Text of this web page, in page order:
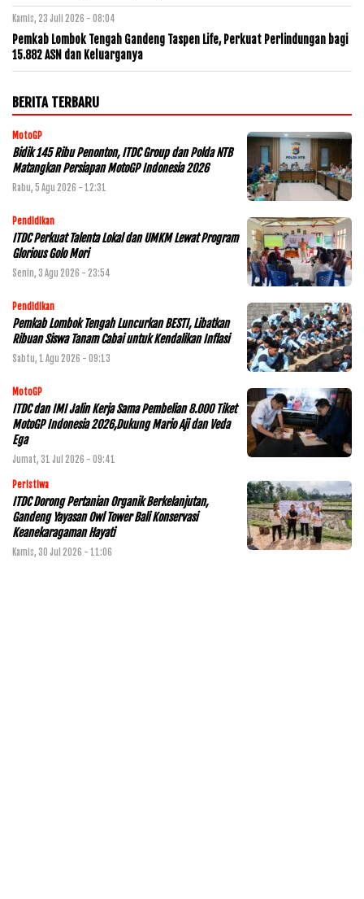
Kamis, 23 Juli 2026 - 08:04
Pemkab Lombok Tengah Gandeng Taspen Life, Perkuat Perlindungan bagi
15.882 ASN dan Keluarganya
BERITA TERBARU
MotoGP
Bidik 145 Ribu Penonton, ITDC Group dan Polda NTB
Matangkan Persiapan MotoGP Indonesia 2026
Rabu, 5 Agu 2026 - 12:31
Pendidikan
ITDC Perkuat Talenta Lokal dan UMKM Lewat Program
Glorious Golo Mori
Senin, 3 Agu 2026 - 23:54
Pendidikan
Pemkab Lombok Tengah Luncurkan BESTI, Libatkan
Ribuan Siswa Tanam Cabai untuk Kendalikan Inflasi
Sabtu, 1 Agu 2026 - 09:13
MotoGP
ITDC dan IMI Jalin Kerja Sama Pembelian 8.000 Tiket
MotoGP Indonesia 2026,Dukung Mario Aji dan Veda
Ega
Jumat, 31 Jul 2026 - 09:41
Peristiwa
ITDC Dorong Pertanian Organik Berkelanjutan,
Gandeng Yayasan Owl Tower Bali Konservasi
Keanekaragaman Hayati
Kamis, 30 Jul 2026 - 11:06